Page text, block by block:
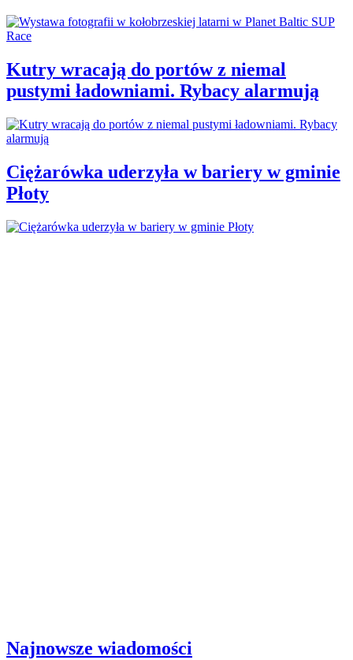
Kutry wracają do portów z niemal
pustymi ładowniami. Rybacy alarmują
Ciężarówka uderzyła w bariery w gminie
Płoty
Najnowsze wiadomości